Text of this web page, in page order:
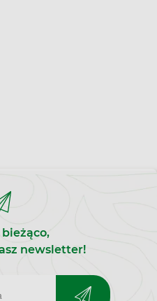
newsletter!